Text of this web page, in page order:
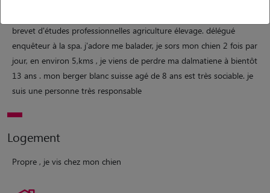
brevet d'études professionnelles agriculture élevage. délégué
enquêteur à la spa. j'adore me balader, je sors mon chien 2 fois par
jour, en environ 5,kms , je viens de perdre ma dalmatiene à bientôt
13 ans . mon berger blanc suisse agé de 8 ans est très sociable. je
suis une personne très responsable
Logement
Propre , je vis chez mon chien